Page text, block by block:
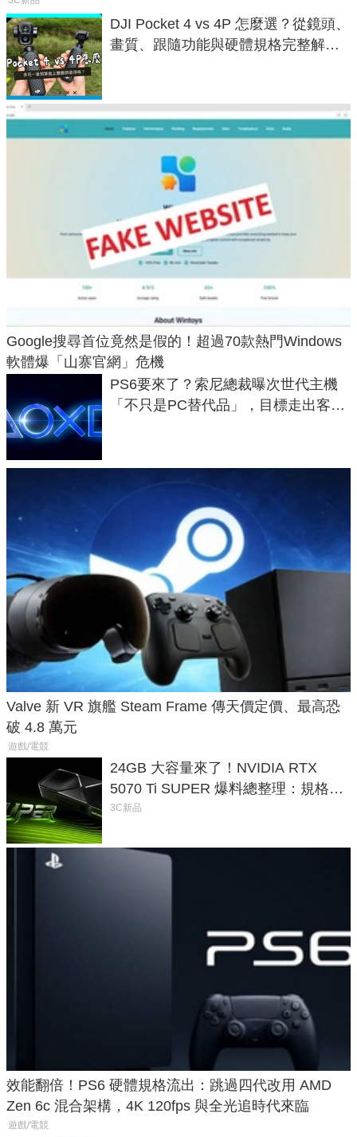
DJI Pocket 4 vs 4P 怎麼選？從鏡頭、
畫質、跟隨功能與硬體規格完整解
Google搜尋首位竟然是假的！超過70款熱門Windows
軟體爆「山寨官網」危機
PS6要來了？索尼總裁曝次世代主機
「不只是PC替代品」，目標走出客
Valve 新 VR 旗艦 Steam Frame 傳天價定價、最高恐
破 4.8 萬元
遊戲/電競
24GB 大容量來了！NVIDIA RTX
5070 Ti SUPER 爆料總整理：規格、
功耗、上市時間
3C新品
效能翻倍！PS6 硬體規格流出：跳過四代改用 AMD
Zen 6c 混合架構，4K 120fps 與全光追時代來臨
遊戲/電競